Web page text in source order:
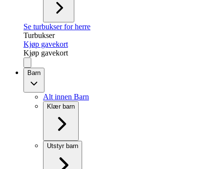
Se turbukser for herre
Turbukser
Kjøp gavekort
Kjøp gavekort
Barn
Alt innen Barn
Klær barn
Utstyr barn